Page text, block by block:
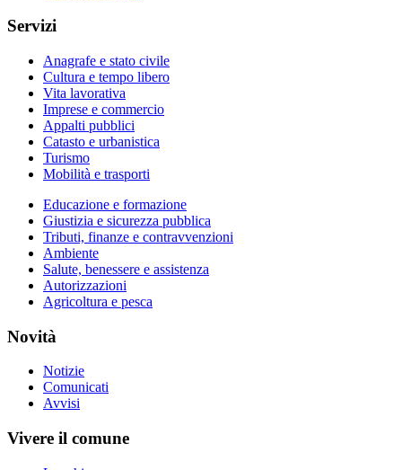
Servizi
Anagrafe e stato civile
Cultura e tempo libero
Vita lavorativa
Imprese e commercio
Appalti pubblici
Catasto e urbanistica
Turismo
Mobilità e trasporti
Educazione e formazione
Giustizia e sicurezza pubblica
Tributi, finanze e contravvenzioni
Ambiente
Salute, benessere e assistenza
Autorizzazioni
Agricoltura e pesca
Novità
Notizie
Comunicati
Avvisi
Vivere il comune